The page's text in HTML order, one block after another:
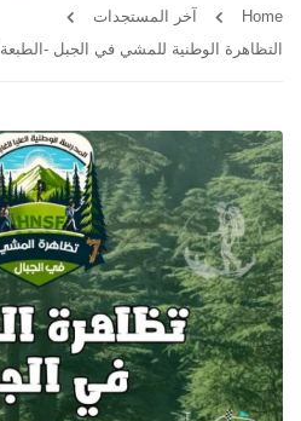
Home
آخر المستجدات
التظاهرة الوطنية للمشي في الجبل -الطبعة 17